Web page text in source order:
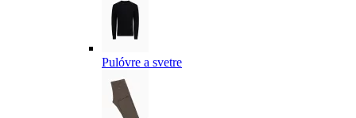
Pulóvre a svetre